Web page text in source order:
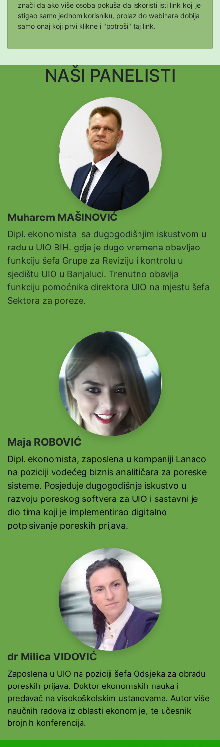
znači da ako više osoba pokuša da iskoristi isti link koji je
stigao samo jednom korisniku, prolaz do webinara dobija
samo onaj koji prvi klikne i "potroši" taj link.
NAŠI PANELISTI
Muharem MAŠINOVIĆ
Dipl. ekonomista sa dugogodišnjim iskustvom u
radu u UIO BIH. gdje je dugo vremena obavljao
funkciju šefa Grupe za Reviziju i kontrolu u
sjedištu UIO u Banjaluci. Trenutno obavlja
funkciju pomoćnika direktora UIO na mjestu šefa
Sektora za poreze.
Maja ROBOVIĆ
Dipl. ekonomista, zaposlena u kompaniji Lanaco
na poziciji vodećeg biznis analitičara za poreske
sisteme. Posjeduje dugogodišnje iskustvo u
razvoju poreskog softvera za UIO i sastavni je
dio tima koji je implementirao digitalno
potpisivanje poreskih prijava.
dr Milica VIDOVIĆ
Zaposlena u UIO na poziciji šefa Odsjeka za obradu
poreskih prijava. Doktor ekonomskih nauka i
predavač na visokoškolskim ustanovama. Autor više
naučnih radova iz oblasti ekonomije, te učesnik
brojnih konferencija.